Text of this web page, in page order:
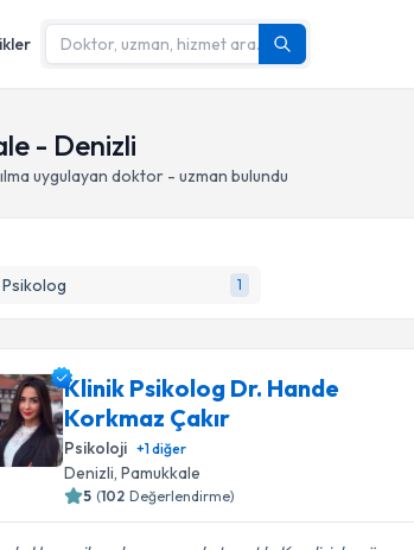
- Denizli
uygulayan doktor - uzman bulundu
1
Klinik Psikolog Dr. Hande
Korkmaz Çakır
Psikoloji +1diğer
Denizli, Pamukkale
5 (102 Değerlendirme)